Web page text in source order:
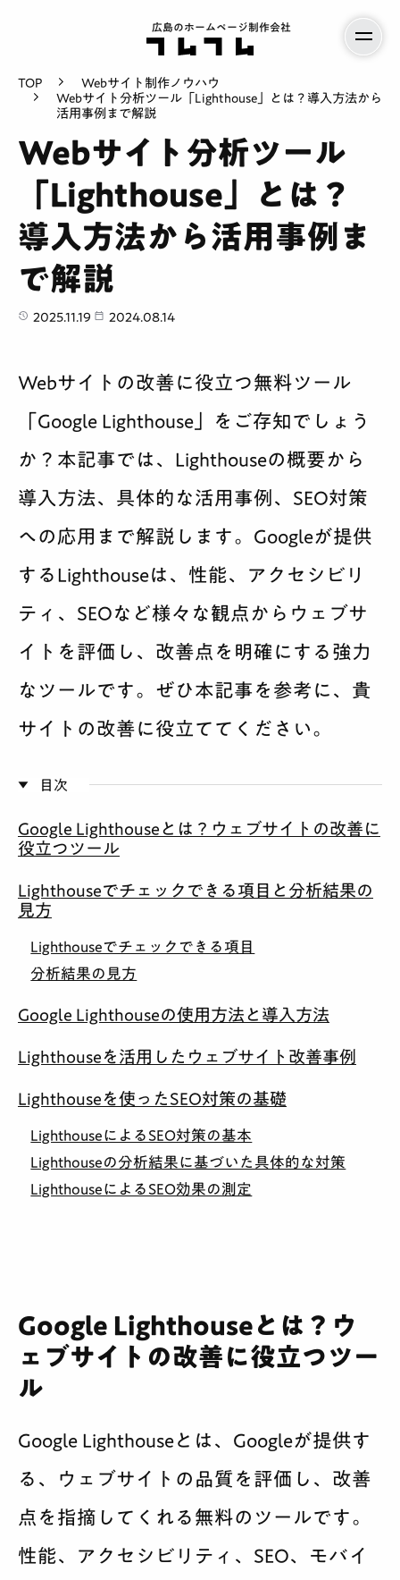
広島のホームページ制作会社
サービス案内
料金
会社紹介
相談する
TOP
Webサイト制作ノウハウ
Webサイト分析ツール「Lighthouse」とは？導入方法から
活用事例まで解説
Webサイト分析ツール
「Lighthouse」とは？
導入方法から活用事例ま
で解説
2025.11.19 2024.08.14
Webサイトの改善に役立つ無料ツール
「Google Lighthouse」をご存知でしょう
か？本記事では、Lighthouseの概要から
導入方法、具体的な活用事例、SEO対策
への応用まで解説します。Googleが提供
するLighthouseは、性能、アクセシビリ
ティ、SEOなど様々な観点からウェブサ
イトを評価し、改善点を明確にする強力
なツールです。ぜひ本記事を参考に、貴
サイトの改善に役立ててください。
目次
Google Lighthouseとは？ウェブサイトの改善に
役立つツール
Lighthouseでチェックできる項目と分析結果の
見方
Lighthouseでチェックできる項目
分析結果の見方
Google Lighthouseの使用方法と導入方法
Lighthouseを活用したウェブサイト改善事例
Lighthouseを使ったSEO対策の基礎
LighthouseによるSEO対策の基本
Lighthouseの分析結果に基づいた具体的な対策
LighthouseによるSEO効果の測定
Google Lighthouseとは？ウ
ェブサイトの改善に役立つツー
ル
Google Lighthouseとは、Googleが提供す
る、ウェブサイトの品質を評価し、改善
点を指摘してくれる無料のツールです。
性能、アクセシビリティ、SEO、モバイ